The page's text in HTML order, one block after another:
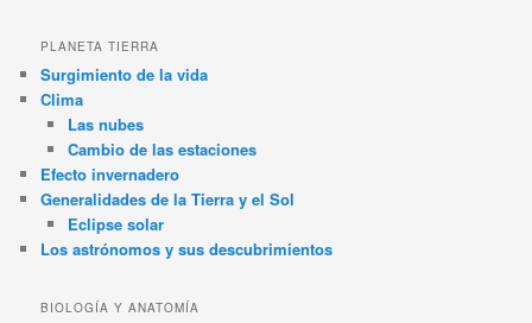
PLANETA TIERRA
Surgimiento de la vida
Clima
Las nubes
Cambio de las estaciones
Efecto invernadero
Generalidades de la Tierra y el Sol
Eclipse solar
Los astrónomos y sus descubrimientos
BIOLOGÍA Y ANATOMÍA